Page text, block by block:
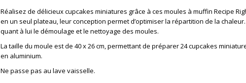
Réalisez de délicieux cupcakes miniatures grâce à ces moules à muffin Recipe
en un seul plateau, leur conception permet d’optimiser la répartition de la
quant à lui le démoulage et le nettoyage des moules.
La taille du moule est de 40 x 26 cm, permettant de préparer 24 cupcakes
en aluminium.
Ne passe pas au lave vaisselle.